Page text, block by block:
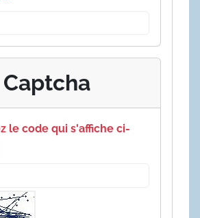
Captcha
le code qui s'affiche ci-